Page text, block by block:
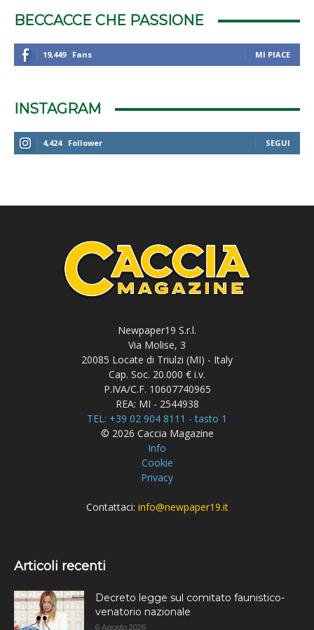
BECCACCE CHE PASSIONE
19,449 Fans MI PIACE
INSTAGRAM
4,424 Follower SEGUI
Newpaper19 S.r.l.
Via Molise, 3
20085 Locate di Triulzi (MI) - Italy
Cap. Soc. 20.000 € i.v.
P.IVA/C.F. 10607740965
REA: MI - 2544938
TEL: +39 02 904 8111 - tasto 1
© 2026 Caccia Magazine
Info
Cookie
Privacy
Contattaci: info@newpaper19.it
Articoli recenti
Decreto legge sul comitato faunistico-
venatorio nazionale
6 Agosto 2026